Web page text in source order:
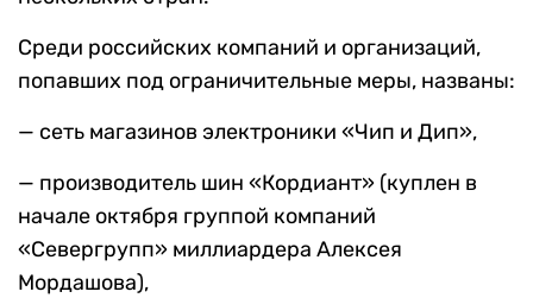
Среди российских компаний и организаций,
попавших под ограничительные меры, названы:
— сеть магазинов электроники «Чип и Дип»,
— производитель шин «Кордиант» (куплен в
начале октября группой компаний
«Севергрупп» миллиардера Алексея
Мордашова),